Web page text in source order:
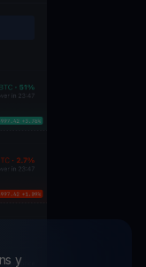
y